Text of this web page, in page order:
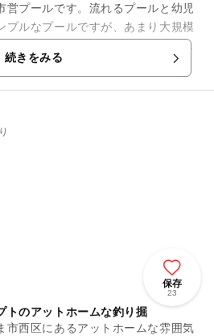
営プールです。流れるプールと幼児
プルなプールですが、あまり大規模
な雰囲気が逆に小さな子供連れの家
か...
続きをみる
保存
23
トのアットホームな釣り掘
市西区にあるアットホームな雰囲気